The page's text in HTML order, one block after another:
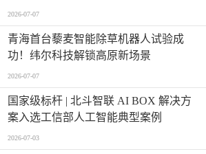
2026-07-07
青海首台藜麦智能除草机器人试验成
功！纬尔科技解锁高原新场景
2026-07-07
国家级标杆 | 北斗智联 AI BOX 解决方
案入选工信部人工智能典型案例
2026-07-03